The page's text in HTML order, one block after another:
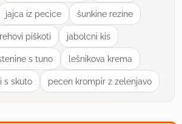
jajca iz pecice šunkine rezine
piškoti jabolcni kis
s tuno lešnikova krema
s skuto pecen krompir z zelenjavo